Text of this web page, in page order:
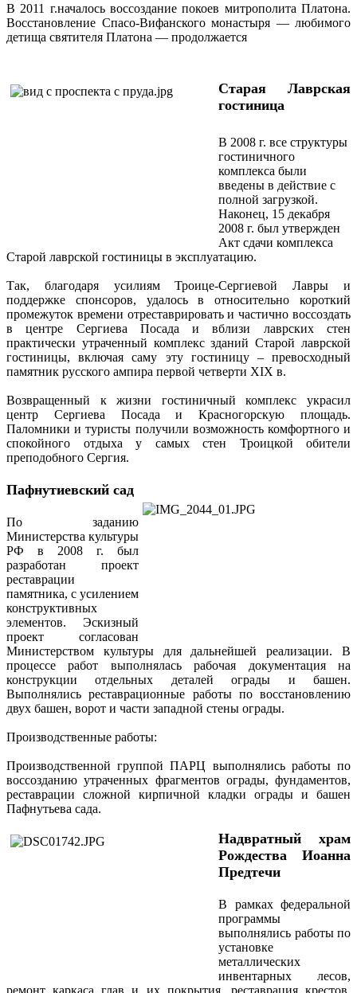
В 2011 г.началось воссоздание покоев митрополита Платона.
Восстановление Спасо-Вифанского монастыря — любимого
детища святителя Платона — продолжается
Старая Лаврская
гостиница
В 2008 г. все структуры
гостиничного
комплекса были
введены в действие с
полной загрузкой.
Наконец, 15 декабря
2008 г. был утвержден
Акт сдачи комплекса
Старой лаврской гостиницы в эксплуатацию.
Так, благодаря усилиям Троице-Сергиевой Лавры и
поддержке спонсоров, удалось в относительно короткий
промежуток времени отреставрировать и частично воссоздать
в центре Сергиева Посада и вблизи лаврских стен
практически утраченный комплекс зданий Старой лаврской
гостиницы, включая саму эту гостиницу – превосходный
памятник русского ампира первой четверти XIX в.
Возвращенный к жизни гостиничный комплекс украсил
центр Сергиева Посада и Красногорскую площадь.
Паломники и туристы получили возможность комфортного и
спокойного отдыха у самых стен Троицкой обители
преподобного Сергия.
Пафнутиевский сад
По заданию
Министерства культуры
РФ в 2008 г. был
разработан проект
реставрации
памятника, с усилением
конструктивных
элементов. Эскизный
проект согласован
Министерством культуры для дальнейшей реализации. В
процессе работ выполнялась рабочая документация на
конструкции отдельных деталей ограды и башен.
Выполнялись реставрационные работы по восстановлению
двух башен, ворот и части западной стены ограды.
Производственные работы:
Производственной группой ПАРЦ выполнялись работы по
воссозданию утраченных фрагментов ограды, фундаментов,
реставрации сложной кирпичной кладки ограды и башен
Пафнутьева сада.
Надвратный храм
Рождества Иоанна
Предтечи
В рамках федеральной
программы
выполнялись работы по
установке
металлических
инвентарных лесов,
ремонт каркаса глав и их покрытия, реставрация крестов,